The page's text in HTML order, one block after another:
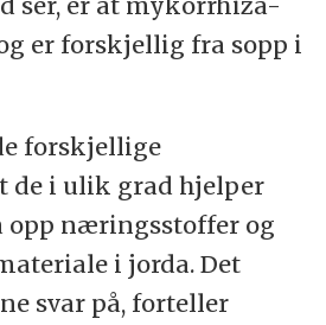
er forskjellig fra sopp i
forskjellige
de i ulik grad hjelper
opp næringsstoffer og
i jorda. Det
svar på, forteller